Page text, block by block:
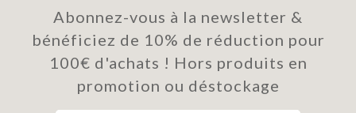
Abonnez-vous à la newsletter &
bénéficiez de 10% de réduction pour
100€ d'achats ! Hors produits en
promotion ou déstockage